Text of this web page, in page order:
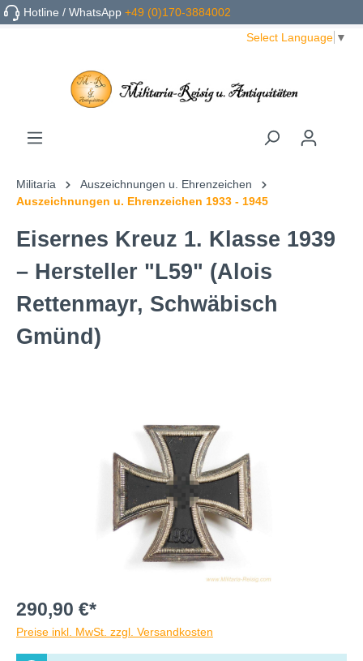
Hotline / WhatsApp+49 (0)170-3884002
Select Language ▼
Militaria
Auszeichnungen u. Ehrenzeichen
Auszeichnungen u. Ehrenzeichen 1933 - 1945
Eisernes Kreuz 1. Klasse 1939
– Hersteller "L59" (Alois
Rettenmayr, Schwäbisch
Gmünd)
290,90 €*
Preise inkl. MwSt. zzgl. Versandkosten